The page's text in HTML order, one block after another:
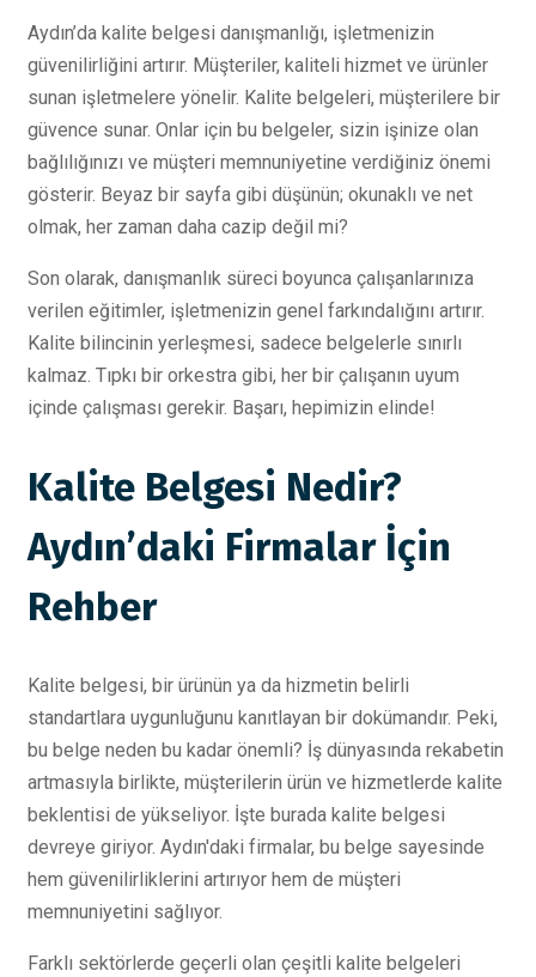
Aydın’da kalite belgesi danışmanlığı, işletmenizin
güvenilirliğini artırır. Müşteriler, kaliteli hizmet ve ürünler
sunan işletmelere yönelir. Kalite belgeleri, müşterilere bir
güvence sunar. Onlar için bu belgeler, sizin işinize olan
bağlılığınızı ve müşteri memnuniyetine verdiğiniz önemi
gösterir. Beyaz bir sayfa gibi düşünün; okunaklı ve net
olmak, her zaman daha cazip değil mi?
Son olarak, danışmanlık süreci boyunca çalışanlarınıza
verilen eğitimler, işletmenizin genel farkındalığını artırır.
Kalite bilincinin yerleşmesi, sadece belgelerle sınırlı
kalmaz. Tıpkı bir orkestra gibi, her bir çalışanın uyum
içinde çalışması gerekir. Başarı, hepimizin elinde!
Kalite Belgesi Nedir?
Aydın’daki Firmalar İçin
Rehber
Kalite belgesi, bir ürünün ya da hizmetin belirli
standartlara uygunluğunu kanıtlayan bir dokümandır. Peki,
bu belge neden bu kadar önemli? İş dünyasında rekabetin
artmasıyla birlikte, müşterilerin ürün ve hizmetlerde kalite
beklentisi de yükseliyor. İşte burada kalite belgesi
devreye giriyor. Aydın'daki firmalar, bu belge sayesinde
hem güvenilirliklerini artırıyor hem de müşteri
memnuniyetini sağlıyor.
Farklı sektörlerde geçerli olan çeşitli kalite belgeleri